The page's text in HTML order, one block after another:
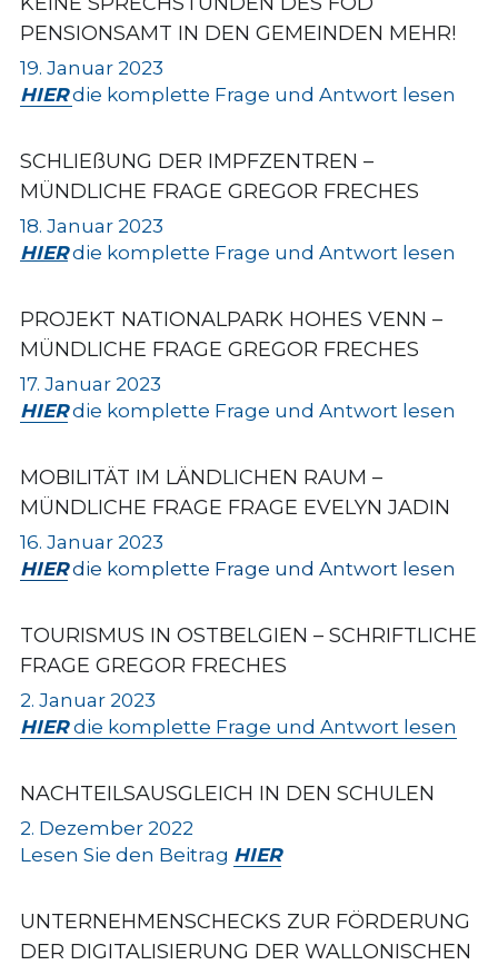
PENSIONSAMT IN DEN GEMEINDEN MEHR!
19. Januar 2023
HIER die komplette Frage und Antwort lesen
SCHLIEßUNG DER IMPFZENTREN –
MÜNDLICHE FRAGE GREGOR FRECHES
18. Januar 2023
HIER die komplette Frage und Antwort lesen
PROJEKT NATIONALPARK HOHES VENN –
MÜNDLICHE FRAGE GREGOR FRECHES
17. Januar 2023
HIER die komplette Frage und Antwort lesen
MOBILITÄT IM LÄNDLICHEN RAUM –
MÜNDLICHE FRAGE FRAGE EVELYN JADIN
16. Januar 2023
HIER die komplette Frage und Antwort lesen
TOURISMUS IN OSTBELGIEN – SCHRIFTLICHE
FRAGE GREGOR FRECHES
2. Januar 2023
HIER die komplette Frage und Antwort lesen
NACHTEILSAUSGLEICH IN DEN SCHULEN
2. Dezember 2022
Lesen Sie den Beitrag HIER
UNTERNEHMENSCHECKS ZUR FÖRDERUNG
DER DIGITALISIERUNG DER WALLONISCHEN